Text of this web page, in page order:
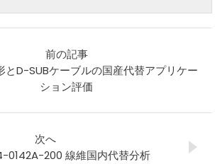
前の記事
とD-SUBケーブルの国産代替アプリケー
ション評価
次へ
200 線維国内代替分析